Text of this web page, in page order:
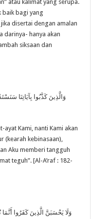
atau kalimat yang serupa.
baik bagi yang
disertai dengan amalan
darinya- hanya akan
siksaan dan
Kami, nanti Kami akan
(kearah kebinasaan),
Aku memberi tangguh
teguh”. [Al-A’raf : 182-
وَلَا يَحْسَبَنَّ الَّذِينَ كَفَرُوا